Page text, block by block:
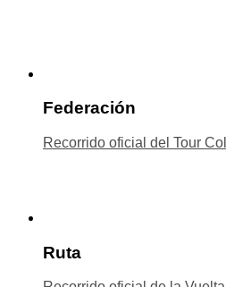
Federación
Recorrido oficial del Tour
Ruta